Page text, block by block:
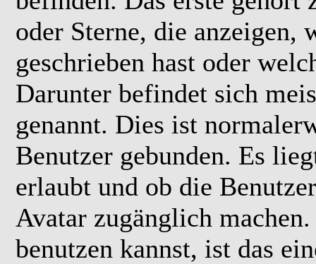
oder Sterne, die anzeigen,
geschrieben hast oder
Darunter befindet sich
genannt. Dies ist
Benutzer gebunden. Es
erlaubt und ob die
Avatar zugänglich
benutzen kannst, ist das